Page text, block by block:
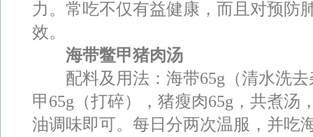
力。常吃不仅有益健康，而且对预防
效。
海带鳖甲猪肉汤
配料及用法：海带65g（清水洗去
甲65g（打碎），猪瘦肉65g，共煮汤
油调味即可。每日分两次温服，并吃